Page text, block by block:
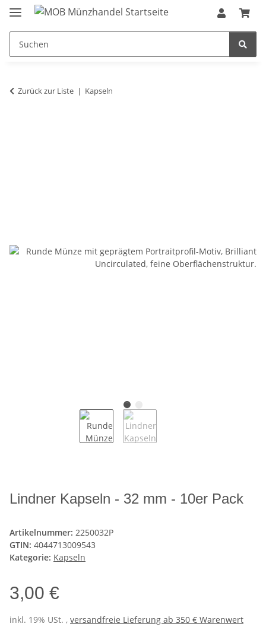
Zurück zur Liste Kapseln
Lindner Kapseln - 32 mm - 10er Pack
Artikelnummer: 2250032P
GTIN: 4044713009543
Kategorie: Kapseln
3,00 €
inkl. 19% USt. , versandfreie Lieferung ab 350 € Warenwert